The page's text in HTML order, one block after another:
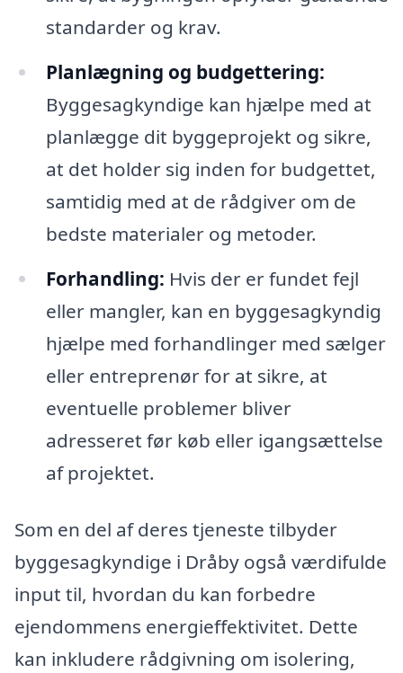
standarder og krav.
Planlægning og budgettering:
Byggesagkyndige kan hjælpe med at
planlægge dit byggeprojekt og sikre,
at det holder sig inden for budgettet,
samtidig med at de rådgiver om de
bedste materialer og metoder.
Forhandling: Hvis der er fundet fejl
eller mangler, kan en byggesagkyndig
hjælpe med forhandlinger med sælger
eller entreprenør for at sikre, at
eventuelle problemer bliver
adresseret før køb eller igangsættelse
af projektet.
Som en del af deres tjeneste tilbyder
byggesagkyndige i Dråby også værdifulde
input til, hvordan du kan forbedre
ejendommens energieffektivitet. Dette
kan inkludere rådgivning om isolering,